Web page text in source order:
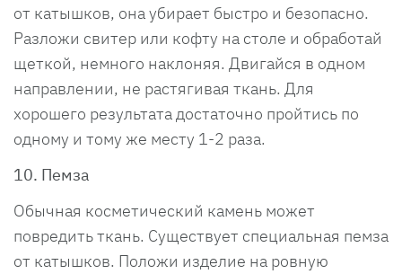
от катышков, она убирает быстро и безопасно.
Разложи свитер или кофту на столе и обработай
щеткой, немного наклоняя. Двигайся в одном
направлении, не растягивая ткань. Для
хорошего результата достаточно пройтись по
одному и тому же месту 1-2 раза.
10. Пемза
Обычная косметический камень может
повредить ткань. Существует специальная пемза
от катышков. Положи изделие на ровную